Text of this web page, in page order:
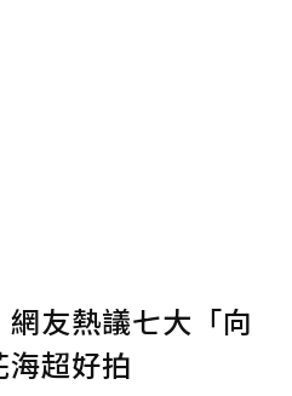
友熱議七大「向
海超好拍